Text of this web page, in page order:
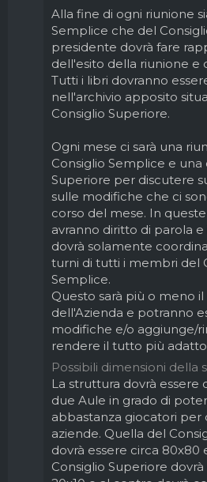
Alla fine di ogni riunione
Semplice che del
presidente dovrà fare
dell'esito della riunione e
Tutti i libri dovranno
nell'archivio apposito
Consiglio Superiore.
Ogni mese ci sarà una
Consiglio Semplice e una
Superiore per discutere
sulle modifiche che ci
corso del mese. In
avranno diritto di parola
dovrà solamente
turni di tutti i membri del
Semplice.
Questo sarà più o meno
dell'Azienda e potranno
modifiche e/o aggiunge/
rendere il tutto più
Possibili dimensioni della
La struttura dovrà essere
due Aule in grado di
abbastanza giocatori per
aziende. Quella del
dovrà essere circa 80x80
Consiglio Superiore